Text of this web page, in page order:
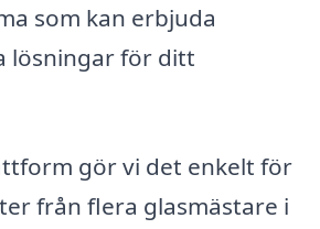
som kan erbjuda
lösningar för ditt
gör vi det enkelt för
från flera glasmästare i